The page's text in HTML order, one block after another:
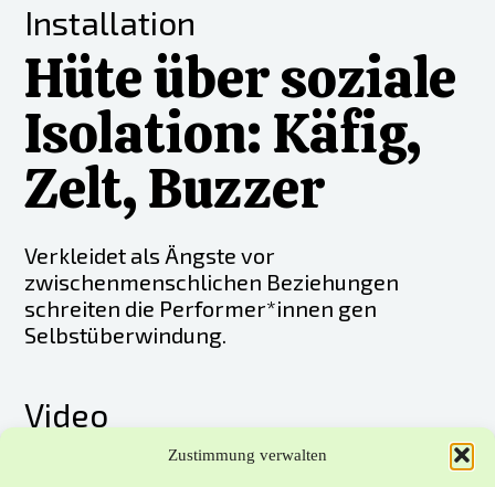
Zustimmung verwalten
Installation
Hüte über soziale
Isolation: Käfig,
Zelt, Buzzer
Verkleidet als Ängste vor
zwischenmenschlichen Beziehungen
schreiten die Performer*innen gen
Selbstüberwindung.
Video
Großes